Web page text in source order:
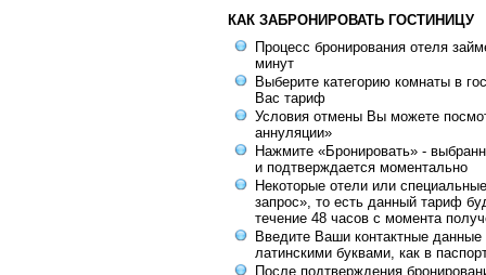
КАК ЗАБРОНИРОВАТЬ ГОСТИНИЦУ
Процесс бронирования отеля
минут
Выберите категорию комнаты в
Вас тариф
Условия отмены Вы можете
аннуляции»
Нажмите «Бронировать» -
и подтверждается моментально
Некоторые отели или
запрос», то есть данный тариф
течение 48 часов с момента
Введите Ваши контактные данные
латинскими буквами, как в
После подтверждения